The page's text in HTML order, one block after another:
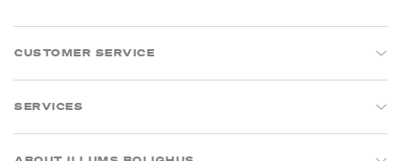
CUSTOMER SERVICE
SERVICES